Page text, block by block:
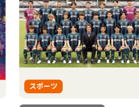
スポーツ